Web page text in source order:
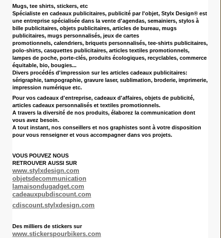
Mugs, tee shirts, stickers, etc
Spécialiste en cadeaux publicitaires, publicité par l'objet, Stylx Design® est
une entreprise spécialisée dans la vente d'agendas, semainiers, stylos à
bille publicitaires, objets publicitaires, articles de bureau, mugs
publicitaires, mugs personnalisés, jeux de cartes
promotionnels, calendriers, briquets personnalisés, tee-shirts publicitaires,
polo-shirts, casquettes publicitaires, articles textiles promotionnels,
lampes de poche, porte-clés, produits écologiques, recyclables, commerce
équitable, bio, bougies...
Divers procédés d'impression sur les articles cadeaux publicitaires:
sérigraphie, tampographie, gravure laser, sublimation, broderie, imprimerie,
impression numérique etc.
Pour vos cadeaux d'entreprise, cadeaux d'affaires, objets de publicité,
articles cadeaux personnalisés et textiles promotionnels.
A travers la diversité de nos produits, élaborez la communication dont
vous avez besoin.
A tout instant, nos conseillers et nos graphistes sont à votre disposition
pour vous renseigner et vous accompagner dans vos projets.
VOUS POUVEZ NOUS
RETROUVER AUSSI SUR
www.stylxdesign.com
objetsdecommunication
lamaisondugadget.com
cadeauxpubdiscount.com
cdiscount.stylxdesign.com
Des milliers de stickers sur
www.stickerspourbikers.com